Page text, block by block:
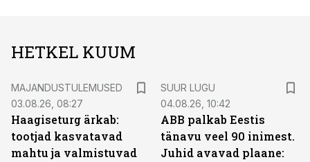
HETKEL KUUM
MAJANDUSTULEMUSED
03.08.26, 08:27
Haagiseturg ärkab:
tootjad kasvatavad
mahtu ja valmistuvad
SUUR LUGU
04.08.26, 10:42
ABB palkab Eestis
tänavu veel 90 inimest.
Juhid avavad plaane: